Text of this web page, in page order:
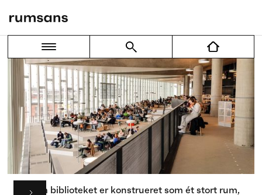
Selvom biblioteket er konstrueret som ét stort rum,